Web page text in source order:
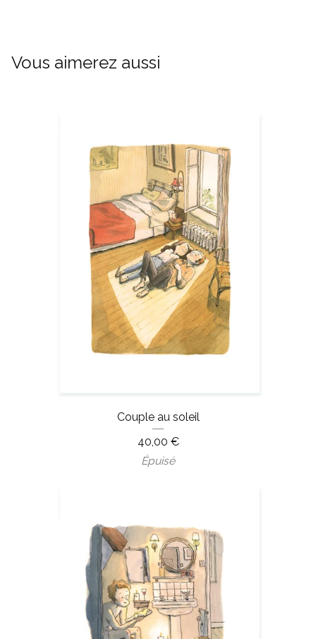
Vous aimerez aussi
Couple au soleil
40,00 €
Épuisé